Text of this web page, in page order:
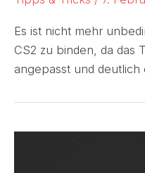
Es ist nicht mehr
CS2 zu binden, da das
angepasst und